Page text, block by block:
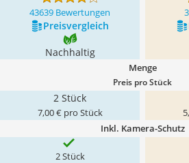
43639 Bewertungen
Preis­vergleich
Nachhaltig
Menge
Preis pro Stück
2 Stück
7,00 € pro Stück
Inkl. Kamera-Schutz
2 Stück